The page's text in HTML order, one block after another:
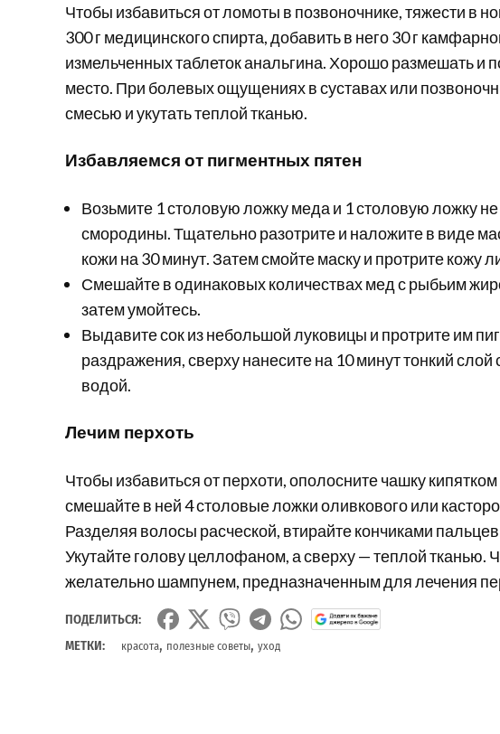
Чтобы избавиться от ломоты в позвоночнике, тяжести в
300 г медицинского спирта, добавить в него 30 г
измельченных таблеток анальгина. Хорошо размешать и
место. При болевых ощущениях в суставах или
смесью и укутать теплой тканью.
Избавляемся от пигментных пятен
Возьмите 1 столовую ложку меда и 1 столовую ложку
смородины. Тщательно разотрите и наложите в виде
кожи на 30 минут. Затем смойте маску и протрите кожу
Смешайте в одинаковых количествах мед с рыбьим
затем умойтесь.
Выдавите сок из небольшой луковицы и протрите им
раздражения, сверху нанесите на 10 минут тонкий
водой.
Лечим перхоть
Чтобы избавиться от перхоти, ополосните чашку
смешайте в ней 4 столовые ложки оливкового или
Разделяя волосы расческой, втирайте кончиками
Укутайте голову целлофаном, а сверху — теплой тканью.
желательно шампунем, предназначенным для лечения
ПОДЕЛИТЬСЯ:
МЕТКИ:
красота, полезные советы, уход